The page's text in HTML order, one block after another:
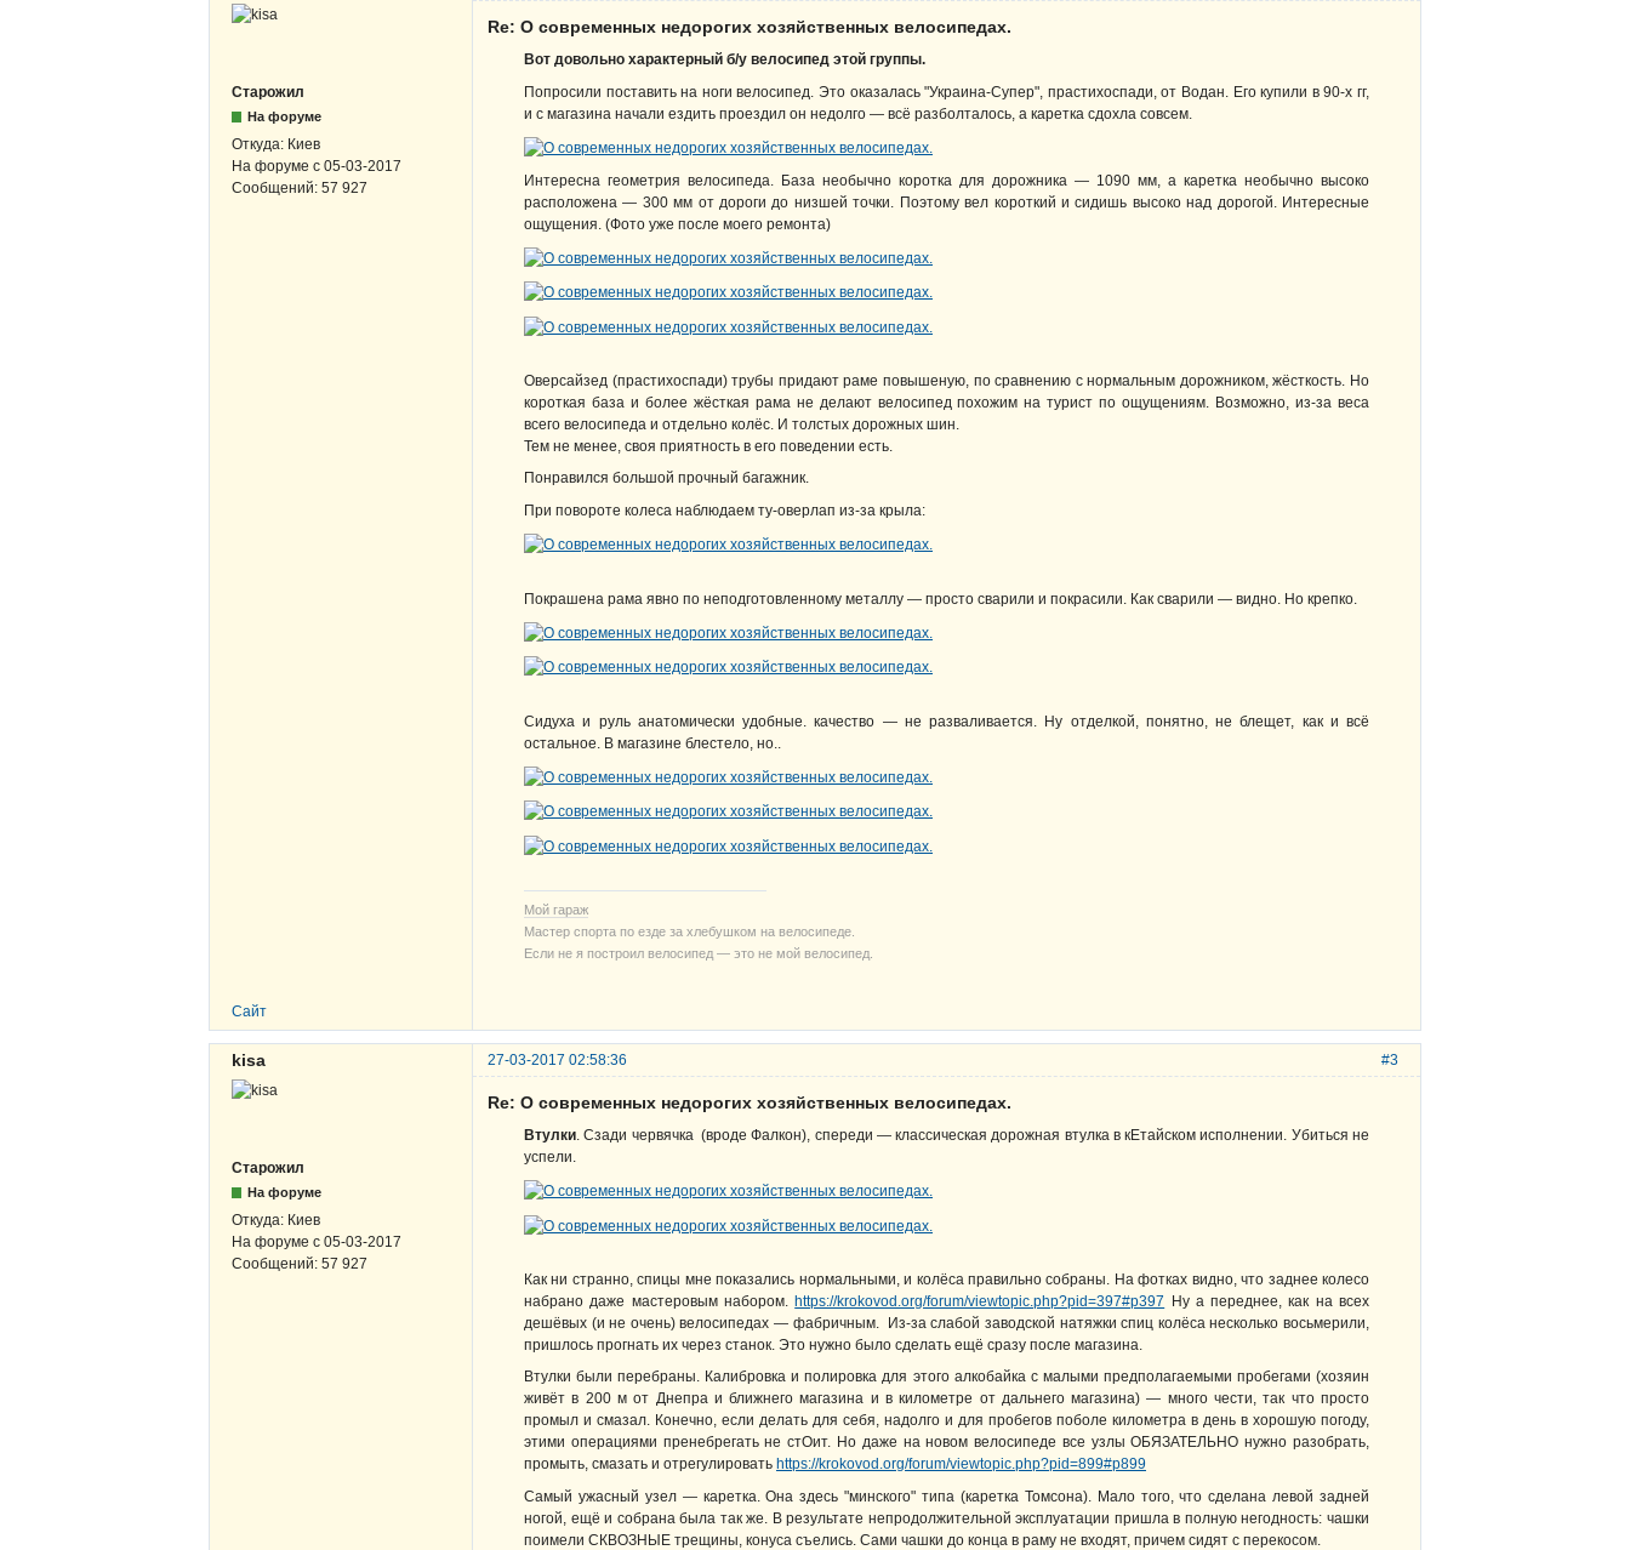
Старожил
На форуме
Откуда: Киев
На форуме с 05-03-2017
Сообщений: 57 927
Re: О современных недорогих хозяйственных велосипедах.
Вот довольно характерный б/у велосипед этой группы.
Попросили поставить на ноги велосипед. Это оказалась "Украина-Супер", прастихоспади, от Водан. Его купили в 90-х гг,
и с магазина начали ездить проездил он недолго — всё разболталось, а каретка сдохла совсем.
Интересна геометрия велосипеда. База необычно коротка для дорожника — 1090 мм, а каретка необычно высоко
расположена — 300 мм от дороги до низшей точки. Поэтому вел короткий и сидишь высоко над дорогой. Интересные
ощущения. (Фото уже после моего ремонта)
Оверсайзед (прастихоспади) трубы придают раме повышеную, по сравнению с нормальным дорожником, жёсткость. Но
короткая база и более жёсткая рама не делают велосипед похожим на турист по ощущениям. Возможно, из-за веса
всего велосипеда и отдельно колёс. И толстых дорожных шин.
Тем не менее, своя приятность в его поведении есть.
Понравился большой прочный багажник.
При повороте колеса наблюдаем ту-оверлап из-за крыла:
Покрашена рама явно по неподготовленному металлу — просто сварили и покрасили. Как сварили — видно. Но крепко.
Сидуха и руль анатомически удобные. качество — не разваливается. Ну отделкой, понятно, не блещет, как и всё
остальное. В магазине блестело, но..
Мой гараж
Мастер спорта по езде за хлебушком на велосипеде.
Если не я построил велосипед — это не мой велосипед.
Сайт
#3
kisa 27-03-2017 02:58:36
Старожил
На форуме
Откуда: Киев
На форуме с 05-03-2017
Сообщений: 57 927
Re: О современных недорогих хозяйственных велосипедах.
Втулки. Сзади червячка (вроде Фалкон), спереди — классическая дорожная втулка в кЕтайском исполнении. Убиться не
успели.
Как ни странно, спицы мне показались нормальными, и колёса правильно собраны. На фотках видно, что заднее колесо
набрано даже мастеровым набором. https://krokovod.org/forum/viewtopic.php?pid=397#p397 Ну а переднее, как на всех
дешёвых (и не очень) велосипедах — фабричным. Из-за слабой заводской натяжки спиц колёса несколько восьмерили,
пришлось прогнать их через станок. Это нужно было сделать ещё сразу после магазина.
Втулки были перебраны. Калибровка и полировка для этого алкобайка с малыми предполагаемыми пробегами (хозяин
живёт в 200 м от Днепра и ближнего магазина и в километре от дальнего магазина) — много чести, так что просто
промыл и смазал. Конечно, если делать для себя, надолго и для пробегов поболе километра в день в хорошую погоду,
этими операциями пренебрегать не стОит. Но даже на новом велосипеде все узлы ОБЯЗАТЕЛЬНО нужно разобрать,
промыть, смазать и отрегулировать https://krokovod.org/forum/viewtopic.php?pid=899#p899
Самый ужасный узел — каретка. Она здесь "минского" типа (каретка Томсона). Мало того, что сделана левой задней
ногой, ещё и собрана была так же. В результате непродолжительной эксплуатации пришла в полную негодность: чашки
поимели СКВОЗНЫЕ трещины, конуса съелись. Сами чашки до конца в раму не входят, причем сидят с перекосом.